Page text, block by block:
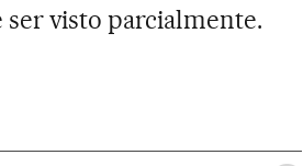
ser visto parcialmente.